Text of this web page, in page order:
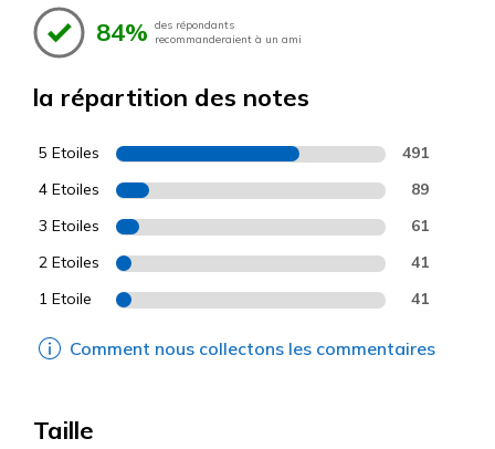
84% des répondants
recommanderaient à un ami
la répartition des notes
5 Etoiles 491
4 Etoiles 89
3 Etoiles 61
2 Etoiles 41
1 Etoile 41
Comment nous collectons les commentaires
Taille